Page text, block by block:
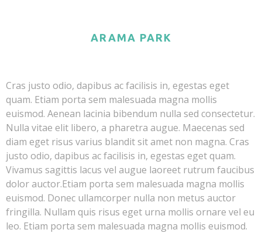
ARAMA PARK
Cras justo odio, dapibus ac facilisis in, egestas eget
quam. Etiam porta sem malesuada magna mollis
euismod. Aenean lacinia bibendum nulla sed consectetur.
Nulla vitae elit libero, a pharetra augue. Maecenas sed
diam eget risus varius blandit sit amet non magna. Cras
justo odio, dapibus ac facilisis in, egestas eget quam.
Vivamus sagittis lacus vel augue laoreet rutrum faucibus
dolor auctor.Etiam porta sem malesuada magna mollis
euismod. Donec ullamcorper nulla non metus auctor
fringilla. Nullam quis risus eget urna mollis ornare vel eu
leo. Etiam porta sem malesuada magna mollis euismod.